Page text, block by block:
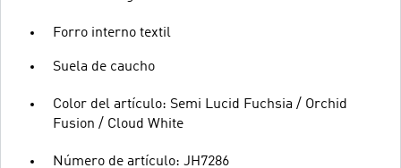
Forro interno textil
Suela de caucho
Color del artículo: Semi Lucid Fuchsia / Orchid
Fusion / Cloud White
Número de artículo: JH7286